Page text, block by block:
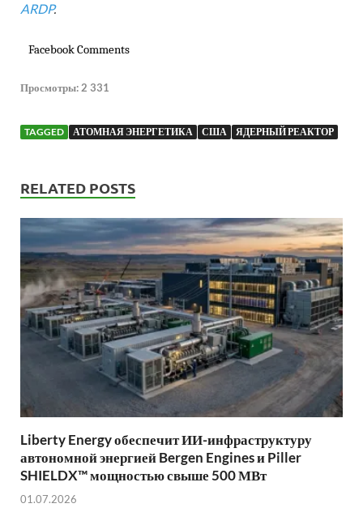
ARDP.
Facebook Comments
Просмотры: 2 331
TAGGED АТОМНАЯ ЭНЕРГЕТИКА США ЯДЕРНЫЙ РЕАКТОР
RELATED POSTS
Liberty Energy обеспечит ИИ-инфраструктуру
автономной энергией Bergen Engines и Piller
SHIELDX™ мощностью свыше 500 МВт
01.07.2026